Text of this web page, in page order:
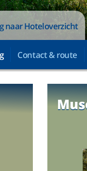
naar Hoteloverzicht
Contact & route